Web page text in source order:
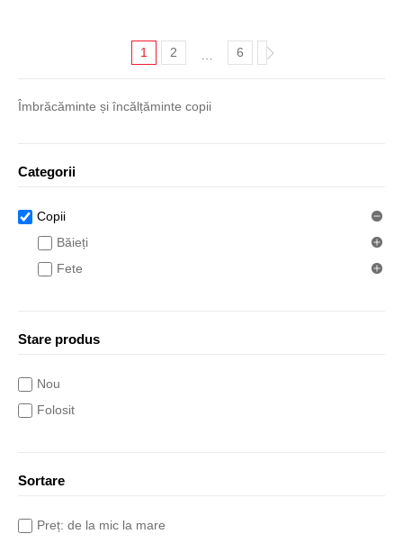
Categorii
Copii
Băieți
Fete
Stare produs
Nou
Folosit
Sortare
Preț: de la mic la mare
1 2 6
Îmbrăcăminte și încălțăminte copii